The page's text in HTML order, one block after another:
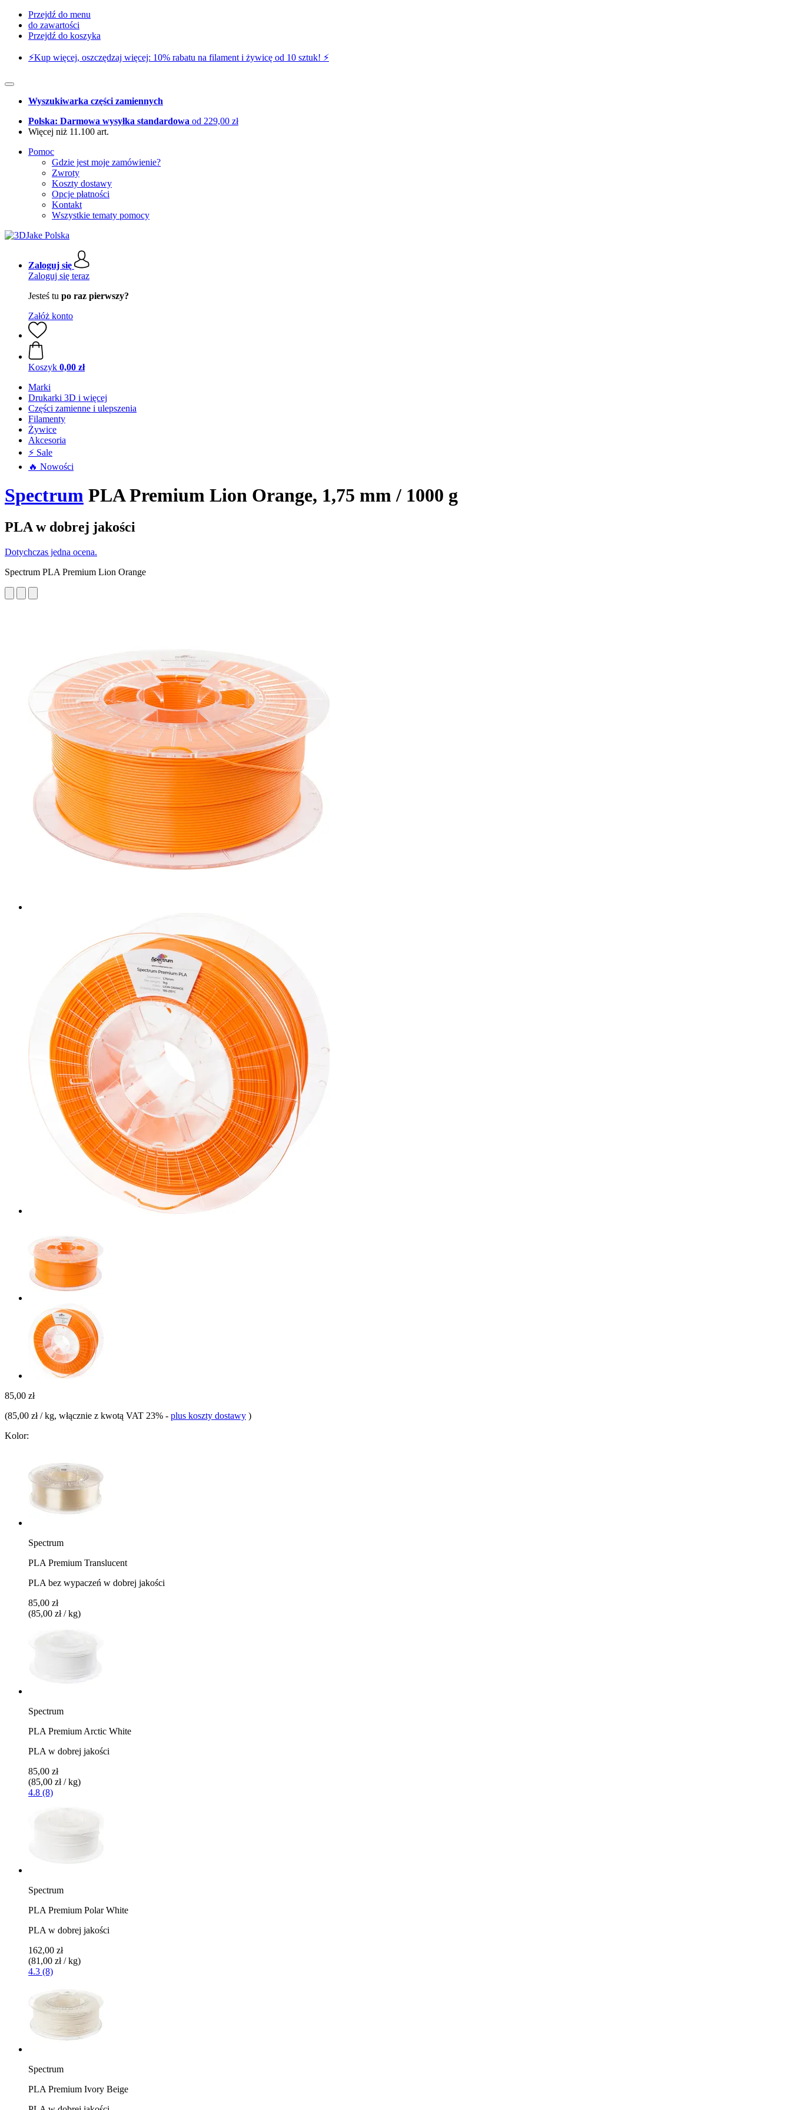
Przejdź do menu
do zawartości
Przejdź do koszyka
⚡️Kup więcej, oszczędzaj więcej: 10% rabatu na filament i żywicę od 10 sztuk! ⚡️
Wyszukiwarka części zamiennych
Polska: Darmowa wysyłka standardowa od 229,00 zł
Więcej niż 11.100 art.
Pomoc
Gdzie jest moje zamówienie?
Zwroty
Koszty dostawy
Opcje płatności
Kontakt
Wszystkie tematy pomocy
Zaloguj się
Zaloguj się teraz
Jesteś tu po raz pierwszy?
Załóż konto
Koszyk 0,00 zł
Marki
Drukarki 3D i więcej
Części zamienne i ulepszenia
Filamenty
Żywice
Akcesoria
⚡ Sale
🔥 Nowości
Spectrum PLA Premium Lion Orange, 1,75 mm / 1000 g
PLA w dobrej jakości
Dotychczas jedna ocena.
Spectrum PLA Premium Lion Orange
85,00 zł
(85,00 zł / kg, włącznie z kwotą VAT 23% - plus koszty dostawy )
Kolor:
Spectrum
PLA Premium Translucent
PLA bez wypaczeń w dobrej jakości
85,00 zł
(85,00 zł / kg)
Spectrum
PLA Premium Arctic White
PLA w dobrej jakości
85,00 zł
(85,00 zł / kg)
4.8 (8)
Spectrum
PLA Premium Polar White
PLA w dobrej jakości
162,00 zł
(81,00 zł / kg)
4.3 (8)
Spectrum
PLA Premium Ivory Beige